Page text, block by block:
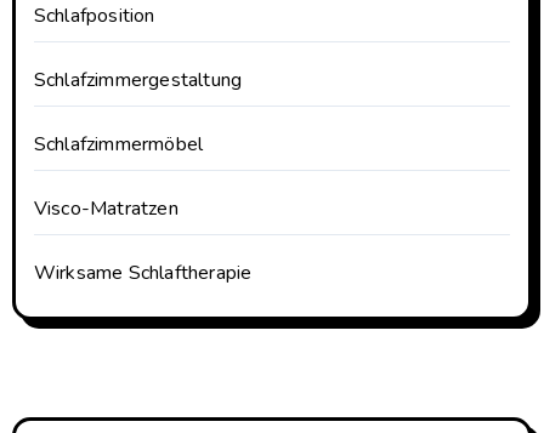
Schlafposition
Schlafzimmergestaltung
Schlafzimmermöbel
Visco-Matratzen
Wirksame Schlaftherapie